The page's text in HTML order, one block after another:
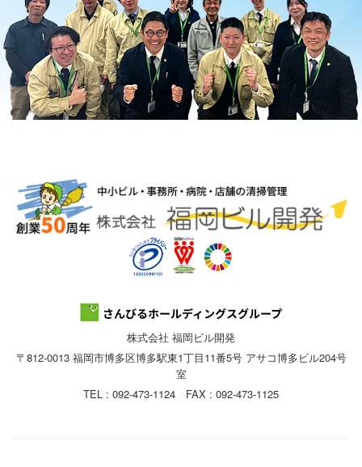
株式会社 福岡ビル開発
〒812-0013 福岡市博多区博多駅東1丁目11番5号 アサコ博多ビル204号
室
TEL : 092-473-1124 FAX : 092-473-1125